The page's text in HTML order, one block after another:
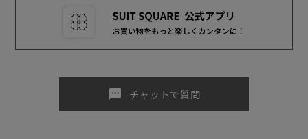
sms チャットで質問